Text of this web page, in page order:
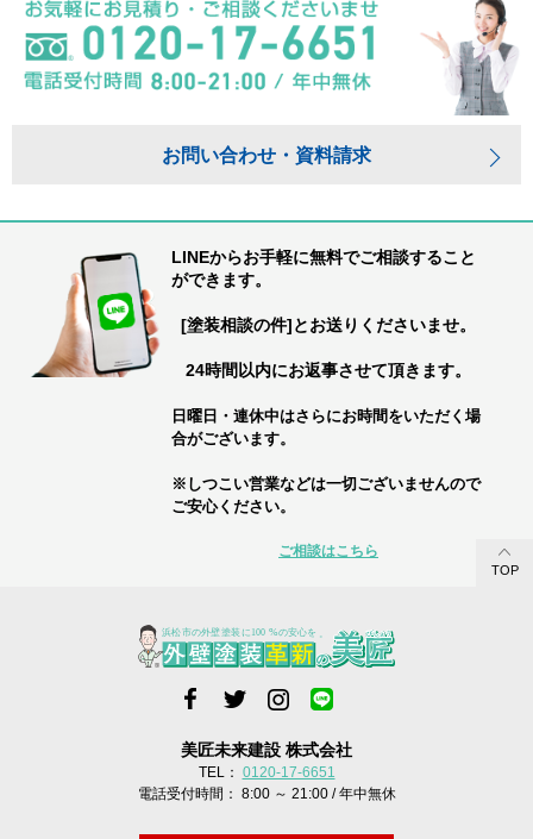
お問い合わせ・資料請求
LINEからお手軽に無料でご相談すること
ができます。
[塗装相談の件]とお送りくださいませ。
24時間以内にお返事させて頂きます。
日曜日・連休中はさらにお時間をいただく場
合がございます。
※しつこい営業などは一切ございませんので
ご安心ください。
ご相談はこちら
TOP
美匠未来建設 株式会社
TEL： 0120-17-6651
電話受付時間： 8:00 ～ 21:00 / 年中無休